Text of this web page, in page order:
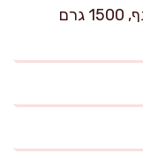
נתח כתף בקר מספר 4 או צלי כתף, 1500 גרם